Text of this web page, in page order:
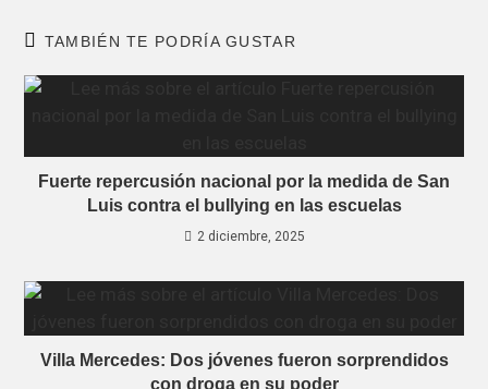
TAMBIÉN TE PODRÍA GUSTAR
Fuerte repercusión nacional por la medida de San
Luis contra el bullying en las escuelas
2 diciembre, 2025
Villa Mercedes: Dos jóvenes fueron sorprendidos
con droga en su poder